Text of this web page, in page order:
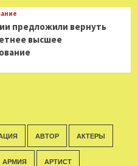
предложили вернуть
высшее
АВТОР АКТЕРЫ
АРМИЯ АРТИСТ